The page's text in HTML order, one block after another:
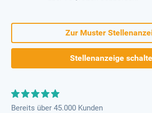
Zur Muster
Stellenanzeige
Bereits über 45.000 Kunden